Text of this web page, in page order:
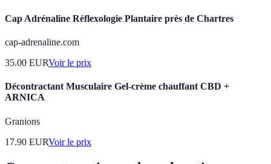
Cap Adrénaline Réflexologie Plantaire près de Chartres
cap-adrenaline.com
35.00 EURVoir le prix
Décontractant Musculaire Gel-crème chauffant CBD +
ARNICA
Granions
17.90 EURVoir le prix